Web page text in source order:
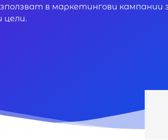
в маркетингови кампании
цели.